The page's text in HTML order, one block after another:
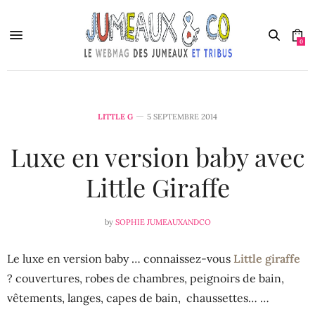
0
LITTLE G 5 SEPTEMBRE 2014
Luxe en version baby avec
Little Giraffe
by SOPHIE JUMEAUXANDCO
Le luxe en version baby … connaissez-vous Little giraffe
? couvertures, robes de chambres, peignoirs de bain,
vêtements, langes, capes de bain, chaussettes… …